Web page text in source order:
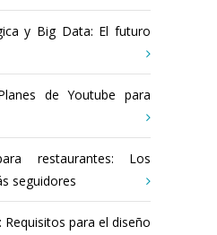
y Big Data: El futuro
de Youtube para
restaurantes: Los
seguidores
para el diseño